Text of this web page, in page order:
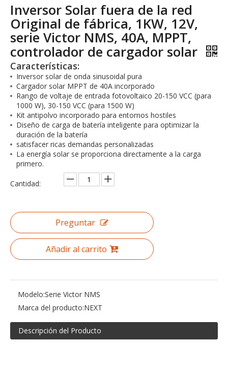
Inversor Solar fuera de la red
Original de fábrica, 1KW, 12V,
serie Victor NMS, 40A, MPPT,
controlador de cargador solar
Características:
Inversor solar de onda sinusoidal pura
Cargador solar MPPT de 40A incorporado
Rango de voltaje de entrada fotovoltaico 20-150 VCC (para
1000 W), 30-150 VCC (para 1500 W)
Kit antipolvo incorporado para entornos hostiles
Diseño de carga de batería inteligente para optimizar la
duración de la batería
satisfacer ricas demandas personalizadas
La energía solar se proporciona directamente a la carga
primero.
Cantidad:
Preguntar
Añadir al carrito
Modelo:Serie Victor NMS
Marca del producto:NEXT
Descripción del Producto